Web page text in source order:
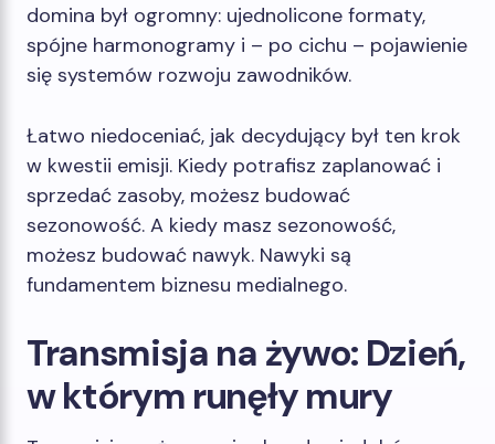
domina był ogromny: ujednolicone formaty,
spójne harmonogramy i – po cichu – pojawienie
się systemów rozwoju zawodników.
Łatwo niedoceniać, jak decydujący był ten krok
w kwestii emisji. Kiedy potrafisz zaplanować i
sprzedać zasoby, możesz budować
sezonowość. A kiedy masz sezonowość,
możesz budować nawyk. Nawyki są
fundamentem biznesu medialnego.
Transmisja na żywo: Dzień,
w którym runęły mury